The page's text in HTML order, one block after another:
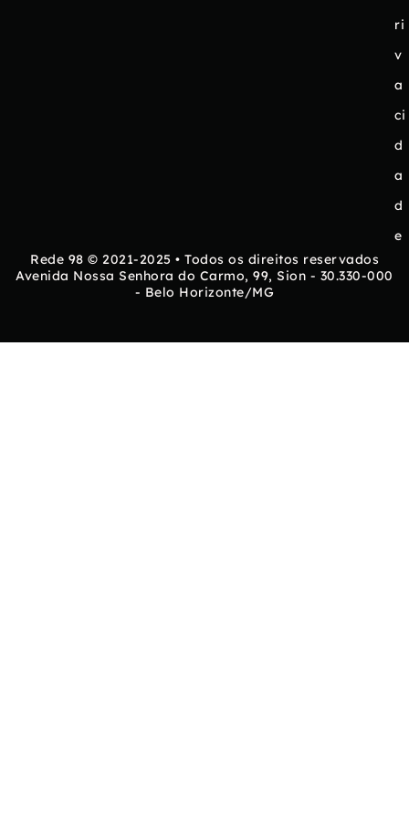
ri
v
a
ci
d
a
d
e
Rede 98 © 2021-2025 • Todos os direitos reservados
Avenida Nossa Senhora do Carmo, 99, Sion - 30.330-000
- Belo Horizonte/MG